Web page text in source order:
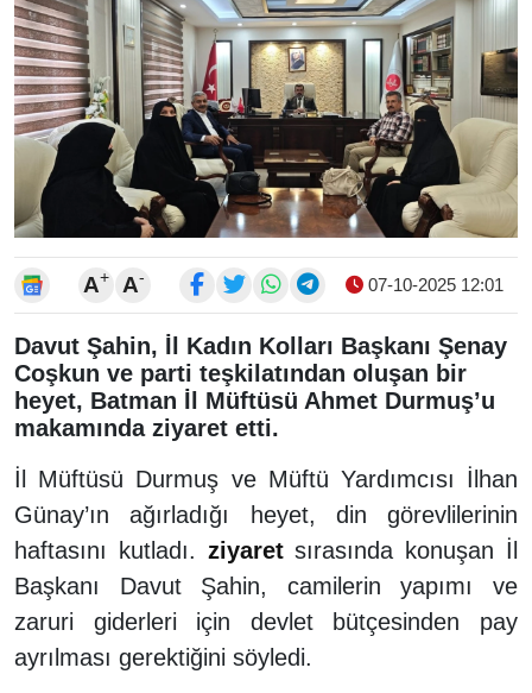
A+ A- 07-10-2025 12:01
Davut Şahin, İl Kadın Kolları Başkanı Şenay
Coşkun ve parti teşkilatından oluşan bir
heyet, Batman İl Müftüsü Ahmet Durmuş’u
makamında ziyaret etti.
İl Müftüsü Durmuş ve Müftü Yardımcısı İlhan
Günay’ın ağırladığı heyet, din görevlilerinin
haftasını kutladı. ziyaretsırasında konuşan İl
Başkanı Davut Şahin, camilerin yapımı ve
zaruri giderleri için devlet bütçesinden pay
ayrılması gerektiğini söyledi.